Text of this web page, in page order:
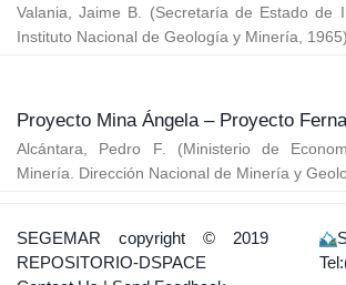
Valania, Jaime B. (Secretaría de Estado de
Instituto Nacional de Geología y Minería
1965)
Proyecto Mina Ángela – Proyecto
Alcántara, Pedro F. (Ministerio de
Minería. Dirección Nacional de Minería y
SEGEMAR copyright © 2019
REPOSITORIO-DSPACE